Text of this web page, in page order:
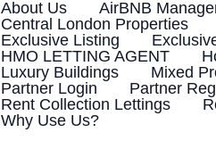
About Us AirBNB
Central London Properties
Exclusive Listing
HMO LETTING AGENT
Luxury Buildings
Mixed
Partner Login
Partner
Rent Collection Lettings
Why Use Us?